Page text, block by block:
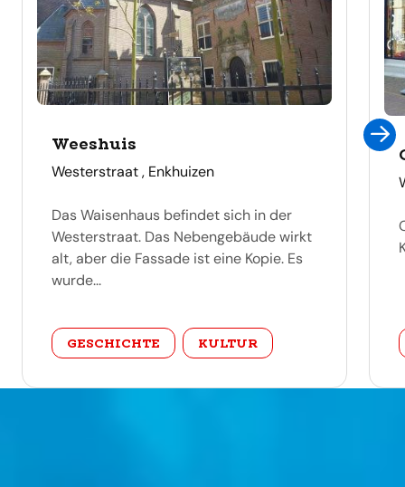
Weeshuis
adres
Westerstraat , Enkhuizen
Das Waisenhaus befindet sich in der
Westerstraat. Das Nebengebäude wirkt
alt, aber die Fassade ist eine Kopie. Es
wurde...
categorie
GESCHICHTE KULTUR